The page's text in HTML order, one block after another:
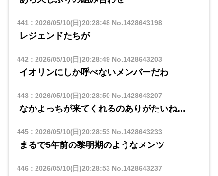
441 : 2026/05/10(日)20:28:48No.1428643198
レジェンドたちが
442 : 2026/05/10(日)20:28:49No.1428643203
イオリンにしか呼べないメンバーだわ
443 : 2026/05/10(日)20:28:50 No.1428643207
なかよっちが来てくれるのありがたいね…
445: 2026/05/10(日)20:28:53 No.1428643233
まるで5年前の黎明期のようなメンツ
446 : 2026/05/10(日)20:28:53 No.1428643237